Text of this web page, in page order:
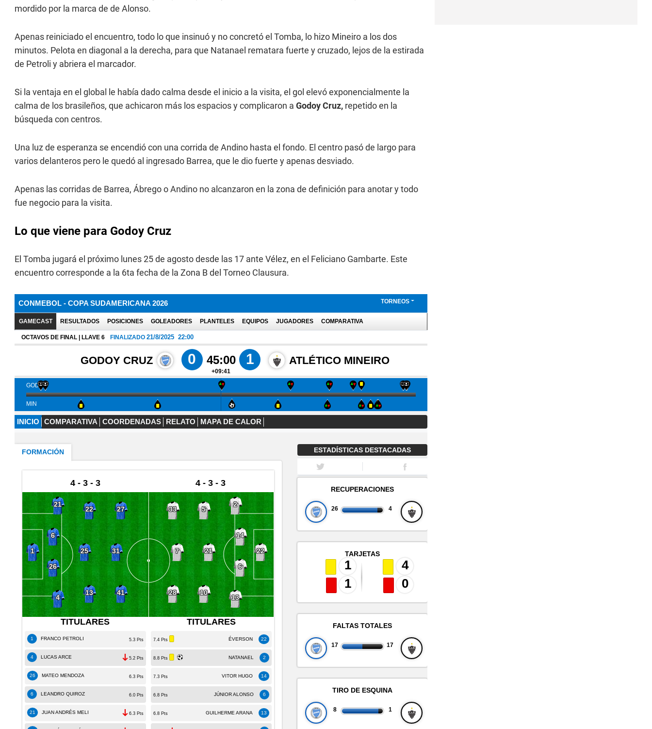
mordido por la marca de de Alonso.
Apenas reiniciado el encuentro, todo lo que insinuó y no concretó el Tomba, lo hizo Mineiro a los dos
minutos. Pelota en diagonal a la derecha, para que Natanael rematara fuerte y cruzado, lejos de la estirada
de Petroli y abriera el marcador.
Si la ventaja en el global le había dado calma desde el inicio a la visita, el gol elevó exponencialmente la
calma de los brasileños, que achicaron más los espacios y complicaron a Godoy Cruz, repetido en la
búsqueda con centros.
Una luz de esperanza se encendió con una corrida de Andino hasta el fondo. El centro pasó de largo para
varios delanteros pero le quedó al ingresado Barrea, que le dio fuerte y apenas desviado.
Apenas las corridas de Barrea, Ábrego o Andino no alcanzaron en la zona de definición para anotar y todo
fue negocio para la visita.
Lo que viene para Godoy Cruz
El Tomba jugará el próximo lunes 25 de agosto desde las 17 ante Vélez, en el Feliciano Gambarte. Este
encuentro corresponde a la 6ta fecha de la Zona B del Torneo Clausura.